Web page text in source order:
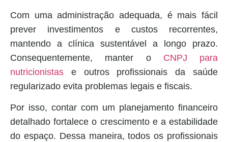
Com uma administração adequada, é mais fácil
prever investimentos e custos recorrentes,
mantendo a clínica sustentável a longo prazo.
Consequentemente, manter o CNPJ para
nutricionistas e outros profissionais da saúde
regularizado evita problemas legais e fiscais.
Por isso, contar com um planejamento financeiro
detalhado fortalece o crescimento e a estabilidade
do espaço. Dessa maneira, todos os profissionais